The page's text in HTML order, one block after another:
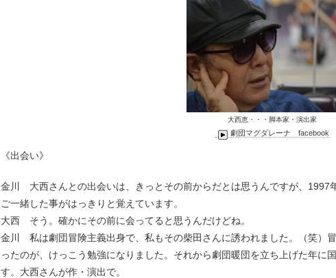
大西恵・・・脚本家・演出家
劇団マグダレーナ facebook
《出会い》
金川 大西さんとの出会いは、きっとその前からだとは思うんですが、1997
ご一緒した事がはっきりと覚えています。
大西 そう。確かにその前に会ってると思うんだけどね。
金川 私は劇団冒険主義出身で、私もその柴田さんに誘われました。（笑）
ったのが、けっこう勉強になりました。それから劇団暖団を立ち上げた年に
す。大西さんが作・演出で。